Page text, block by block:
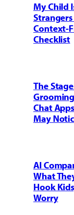
My Child
Context-
Checklist
The
Chat
May
AI
What
Hook
Worry